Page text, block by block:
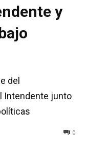
y
del
Intendente junto
0